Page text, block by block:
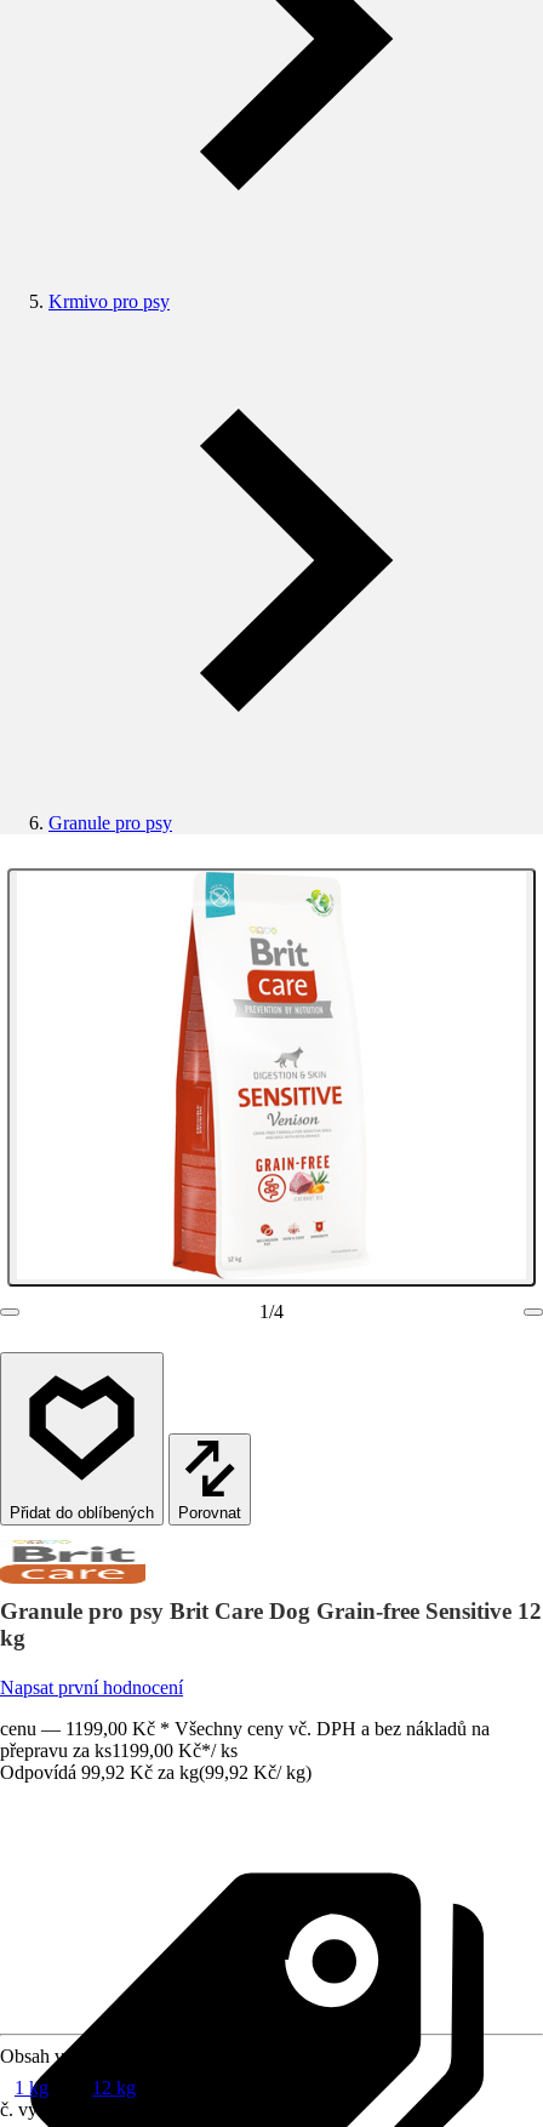
Krmivo pro psy
Granule pro psy
1/4
Porovnat
Granule pro psy Brit Care Dog Grain-free Sensitive 12
kg
Napsat první hodnocení
cenu — 1199,00 Kč * Všechny ceny vč. DPH a bez nákladů na
přepravu za ks1199,00 Kč*/ ks
Odpovídá 99,92 Kč za kg(99,92 Kč/ kg)
Obsah v kg
1 kg
12 kg
č. výrobku